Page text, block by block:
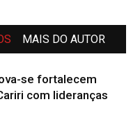
MAIS DO AUTOR
se fortalecem
com lideranças